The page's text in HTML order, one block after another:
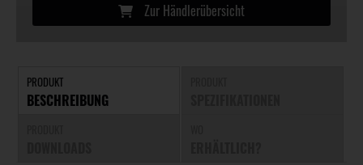
Zur Händlerübersicht
PRODUKT
BESCHREIBUNG